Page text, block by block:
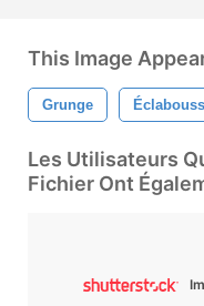
This Image
Grunge
Les Utilisateurs
Fichier Ont